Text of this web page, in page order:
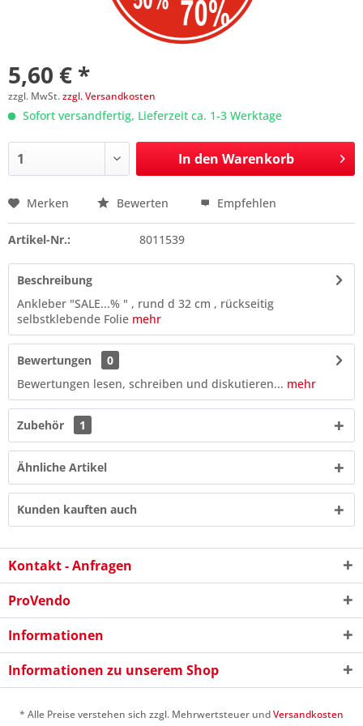
5,60 € *
zzgl. MwSt.zzgl. Versandkosten
Sofort versandfertig, Lieferzeit ca. 1-3 Werktage
In den Warenkorb
Preis anfragen
Merken Bewerten Empfehlen
Artikel-Nr.: 8011539
Beschreibung
Ankleber "SALE...% " , rund d 32 cm , rückseitig
selbstklebende Folie mehr
Bewertungen
0
Bewertungen lesen, schreiben und diskutieren... mehr
Zubehör 1
Ähnliche Artikel
Kunden kauften auch
Kontakt - Anfragen
ProVendo
Informationen
Informationen zu unserem Shop
* Alle Preise verstehen sich zzgl. Mehrwertsteuer undVersandkosten